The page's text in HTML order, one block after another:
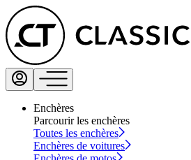
Enchères
Parcourir les enchères
Toutes les enchères
Enchères de voitures